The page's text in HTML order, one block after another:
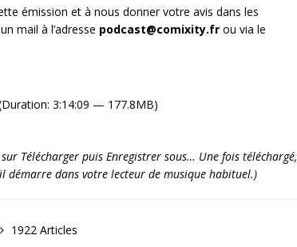
émission et à nous donner votre avis dans les
mail à l’adresse podcast@comixity.fr ou via le
3:14:09 — 177.8MB)
Télécharger puis Enregistrer sous… Une fois téléchargé,
démarre dans votre lecteur de musique habituel.)
1922 Articles